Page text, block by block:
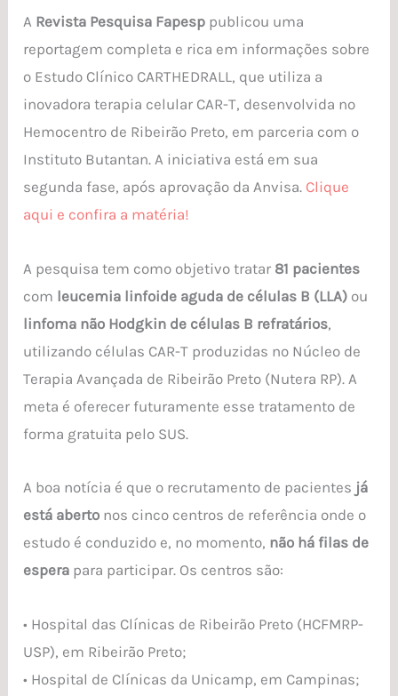
A Revista Pesquisa Fapesp publicou uma
reportagem completa e rica em informações sobre
o Estudo Clínico CARTHEDRALL, que utiliza a
inovadora terapia celular CAR-T, desenvolvida no
Hemocentro de Ribeirão Preto, em parceria com o
Instituto Butantan. A iniciativa está em sua
segunda fase, após aprovação da Anvisa. Clique
aqui e confira a matéria!
A pesquisa tem como objetivo tratar 81 pacientes
com leucemia linfoide aguda de células B (LLA) ou
linfoma não Hodgkin de células B refratários,
utilizando células CAR-T produzidas no Núcleo de
Terapia Avançada de Ribeirão Preto (Nutera RP). A
meta é oferecer futuramente esse tratamento de
forma gratuita pelo SUS.
A boa notícia é que o recrutamento de pacientes já
está aberto nos cinco centros de referência onde o
estudo é conduzido e, no momento, não há filas de
espera para participar. Os centros são:
• Hospital das Clínicas de Ribeirão Preto (HCFMRP-
USP), em Ribeirão Preto;
• Hospital de Clínicas da Unicamp, em Campinas;
CAR-
T
nacional,
com
recrutamento
de
pacientes
aberto